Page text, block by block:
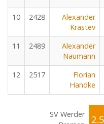
10 2428
Alexander
Krastev
11 2489
Alexander
Naumann
12 2517
Florian
Handke
SV Werder
2.5